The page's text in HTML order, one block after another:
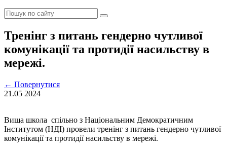
Тренінг з питань гендерно чутливої
комунікації та протидії насильству в
мережі.
← Повернутися
21.05 2024
Вища школа спільно з Національним Демократичним
Інститутом (НДІ) провели тренінг з питань гендерно чутливої
комунікації та протидії насильству в мережі.